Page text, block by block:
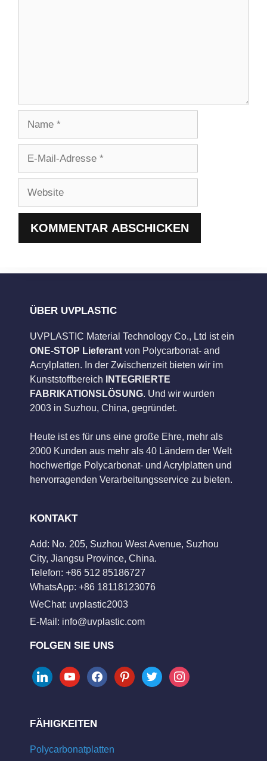
Adresse
ÜBER UVPLASTIC
UVPLASTIC Material Technology Co., Ltd ist ein
ONE-STOP Lieferant von Polycarbonat- and
Acrylplatten. In der Zwischenzeit bieten wir im
Kunststoffbereich
INTEGRIERTE
FABRIKATIONSLÖSUNG. Und wir wurden
2003 in Suzhou, China, gegründet.
Heute ist es für uns eine große Ehre, mehr als
2000 Kunden aus mehr als 40 Ländern der Welt
hochwertige Polycarbonat- und Acrylplatten und
hervorragenden Verarbeitungsservice zu bieten.
KONTAKT
Add: No. 205, Suzhou West Avenue, Suzhou
City, Jiangsu Province, China.
Telefon: +86 512 85186727
WhatsApp: +86 18118123076
WeChat: uvplastic2003
E-Mail: info@uvplastic.com
FOLGEN SIE UNS
linkedinyoutubefacebookpinteresttwitter instagram
FÄHIGKEITEN
Polycarbonatplatten